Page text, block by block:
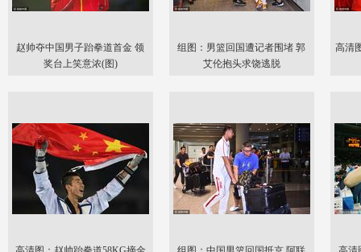
赵帅夺中国男子跆拳道首金 领
奖台上笑意浓(图)
组图：男篮回国遭记者围堵 郭
艾伦抱头求饶逃脱
高清